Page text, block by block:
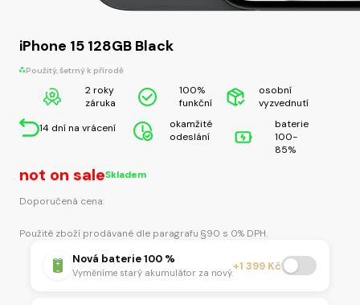
iPhone 15 128GB Black
Použitý, šetrný k přírodě
2 roky
záruka
100%
funkční
osobní
vyzvednutí
14 dní na vrácení
okamžité
odeslání
baterie
100-
85%
not on saleSkladem
Doporučená cena:
Použité zboží prodávané dle paragrafu §90 s 0% DPH.
Nová baterie 100 %
Vyměníme starý akumulátor za nový.+1 399 Kč